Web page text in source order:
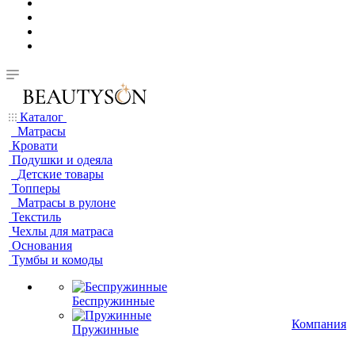
Каталог
Матрасы
Кровати
Подушки и одеяла
Детские товары
Топперы
Матрасы в рулоне
Текстиль
Чехлы для матраса
Основания
Тумбы и комоды
Беспружинные
Пружинные
Компания